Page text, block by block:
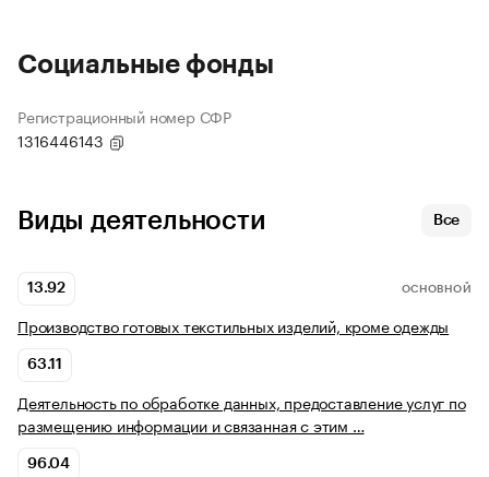
Социальные фонды
Регистрационный номер СФР
1316446143
Виды деятельности Все
13.92 ОСНОВНОЙ
Производство готовых текстильных изделий, кроме одежды
63.11
Деятельность по обработке данных, предоставление услуг по
размещению информации и связанная с этим …
96.04